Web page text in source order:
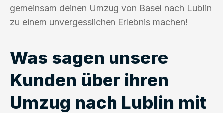
gemeinsam deinen Umzug von Basel nach Lublin
zu einem unvergesslichen Erlebnis machen!
Was sagen unsere
Kunden über ihren
Umzug nach Lublin mit